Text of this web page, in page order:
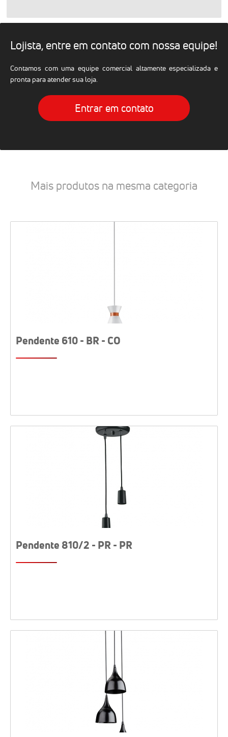
Lojista, entre em contato com nossa equipe!
Contamos com uma equipe comercial altamente especializada e
pronta para atender sua loja.
Entrar em contato
Mais produtos na mesma categoria
Pendente 610 - BR - CO
Pendente 810/2 - PR - PR